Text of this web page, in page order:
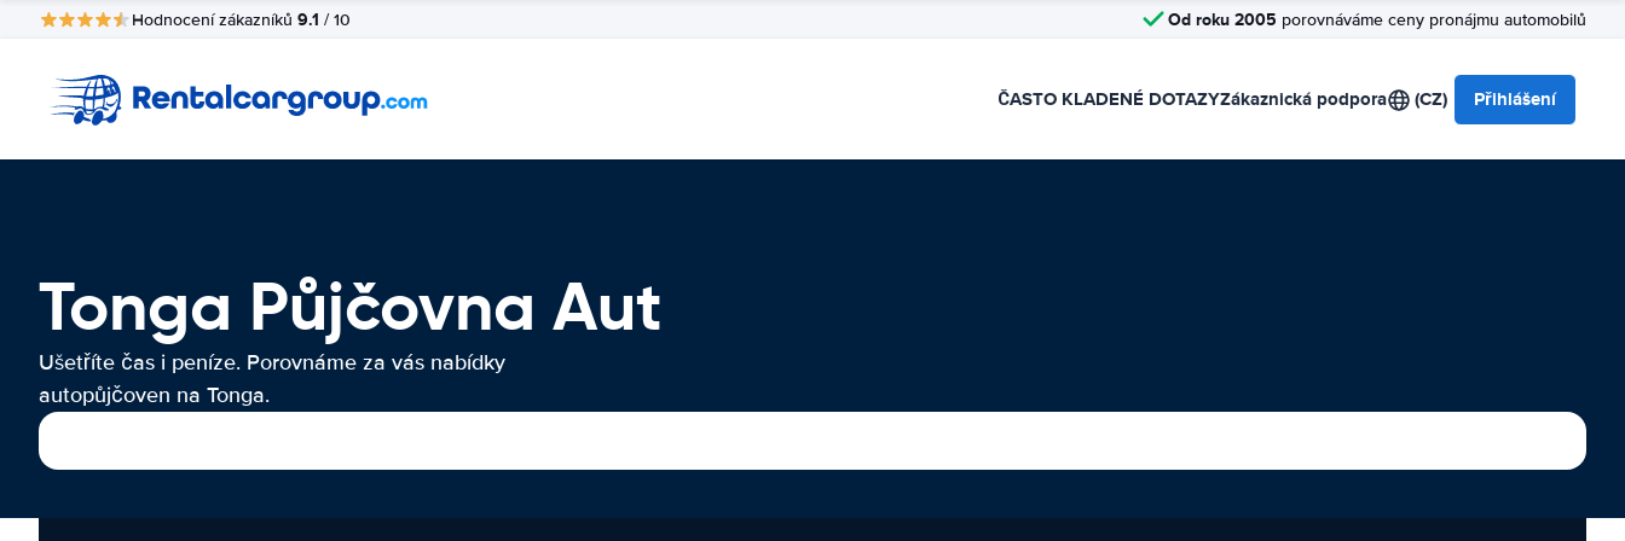
Hodnocení zákazníků 9.1 / 10 Od roku 2005 porovnáváme ceny pronájmu automobilů
ČASTO KLADENÉ DOTAZYZákaznická podpora (CZ) Přihlášení
Tonga Půjčovna Aut
Ušetříte čas i peníze. Porovnáme za vás nabídky
autopůjčoven na Tonga.